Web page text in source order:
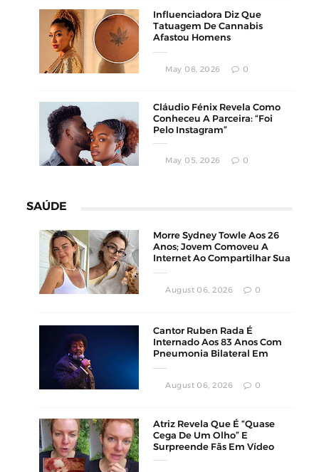
Influenciadora Diz Que
Tatuagem De Cannabis
Afastou Homens
May 08, 2026 0
Cláudio Fénix Revela Como
Conheceu A Parceira: “Foi
Pelo Instagram”
May 05, 2026 0
SAÚDE
Morre Sydney Towle Aos 26
Anos; Jovem Comoveu A
Internet Ao Compartilhar Sua
August 06, 2026 0
Cantor Ruben Rada É
Internado Aos 83 Anos Com
Pneumonia Bilateral Em
August 06, 2026 0
Atriz Revela Que É “Quase
Cega De Um Olho” E
Surpreende Fãs Em Vídeo